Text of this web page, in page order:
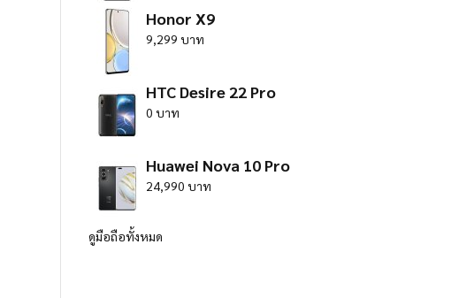
Honor X9
9,299 บาท
HTC Desire 22 Pro
0 บาท
Huawei Nova 10 Pro
24,990 บาท
ดูมือถือทั้งหมด